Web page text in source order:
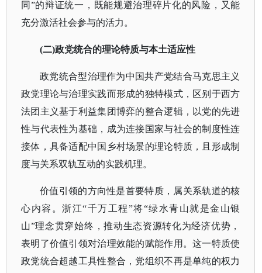
同”的辩证统一，既能规避治理碎片化的风险，又能
充分激活社会参与的活力。
(二)政党统合的理论特质与本土适应性
政党统合型治理作为中国共产党结合马克思主义
政党理论与治理实践而形成的独特模式，区别于西方
法团主义基于利益集团博弈的整合逻辑，以党的先进
性与代表性为基础，成为连接国家与社会的制度性连
接体，具备适配中国乡村场景的理论特质，且形成制
度与关系双轨互动的实践机理。
价值引领的方向性是首要特质，属关系轨道的核
心内容。浙江“千万工程”将“绿水青山就是金山银
山”理念贯穿始终，推动生态资源转化为经济优势，
表明了价值引领对治理效能的赋能作用。这一特质使
政党统合超越工具性整合，党组织不再是单纯的权力